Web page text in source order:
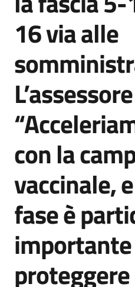
su
16 via alle
con la
vaccinale,
fase è